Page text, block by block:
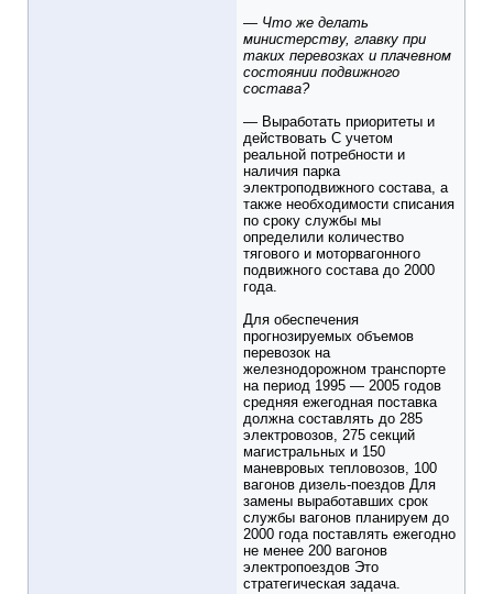
— Что же делать
министерству, главку при
таких перевозках и плачевном
состоянии подвижного
состава?
— Выработать приоритеты и
действовать С учетом
реальной потребности и
наличия парка
электроподвижного состава, а
также необходимости списания
по сроку службы мы
определили количество
тягового и моторвагонного
подвижного состава до 2000
года.
Для обеспечения
прогнозируемых объемов
перевозок на
железнодорожном транспорте
на период 1995 — 2005 годов
средняя ежегодная поставка
должна составлять до 285
электровозов, 275 секций
магистральных и 150
маневровых тепловозов, 100
вагонов дизель-поездов Для
замены выработавших срок
службы вагонов планируем до
2000 года поставлять ежегодно
не менее 200 вагонов
электропоездов Это
стратегическая задача.